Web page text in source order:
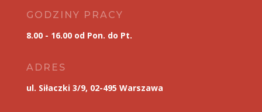
GODZINY PRACY
8.00 - 16.00 od Pon. do Pt.
ADRES
ul. Siłaczki 3/9, 02-495 Warszawa